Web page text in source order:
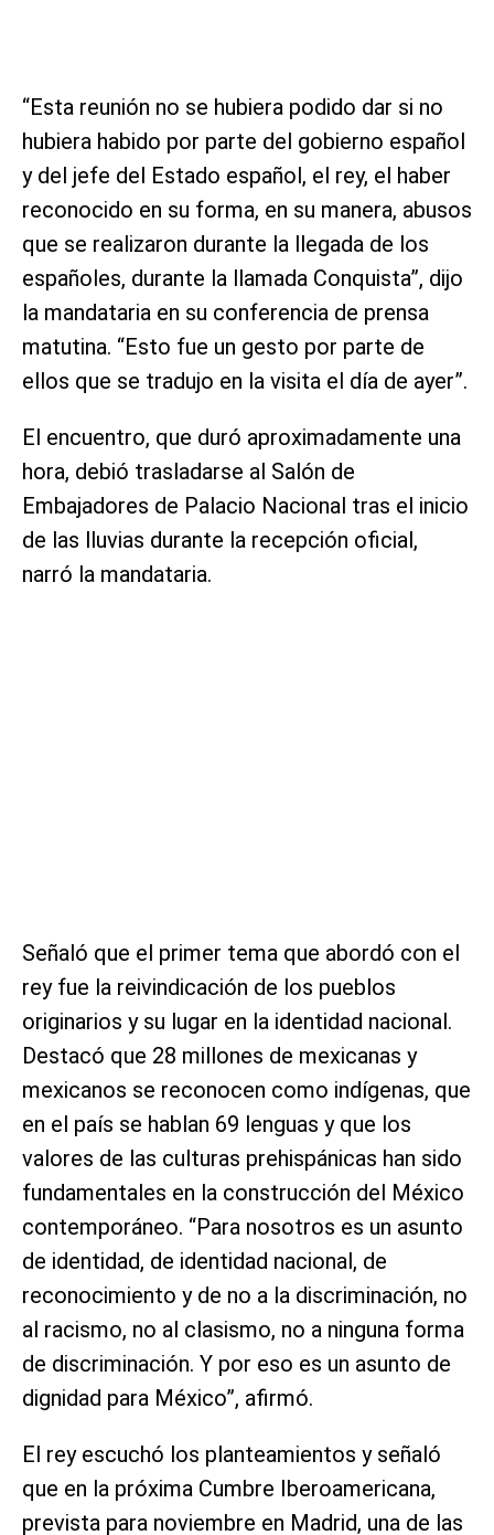
“Esta reunión no se hubiera podido dar si no
hubiera habido por parte del gobierno español
y del jefe del Estado español, el rey, el haber
reconocido en su forma, en su manera, abusos
que se realizaron durante la llegada de los
españoles, durante la llamada Conquista”, dijo
la mandataria en su conferencia de prensa
matutina. “Esto fue un gesto por parte de
ellos que se tradujo en la visita el día de ayer”.
El encuentro, que duró aproximadamente una
hora, debió trasladarse al Salón de
Embajadores de Palacio Nacional tras el inicio
de las lluvias durante la recepción oficial,
narró la mandataria.
Señaló que el primer tema que abordó con el
rey fue la reivindicación de los pueblos
originarios y su lugar en la identidad nacional.
Destacó que 28 millones de mexicanas y
mexicanos se reconocen como indígenas, que
en el país se hablan 69 lenguas y que los
valores de las culturas prehispánicas han sido
fundamentales en la construcción del México
contemporáneo. “Para nosotros es un asunto
de identidad, de identidad nacional, de
reconocimiento y de no a la discriminación, no
al racismo, no al clasismo, no a ninguna forma
de discriminación. Y por eso es un asunto de
dignidad para México”, afirmó.
El rey escuchó los planteamientos y señaló
que en la próxima Cumbre Iberoamericana,
prevista para noviembre en Madrid, una de las